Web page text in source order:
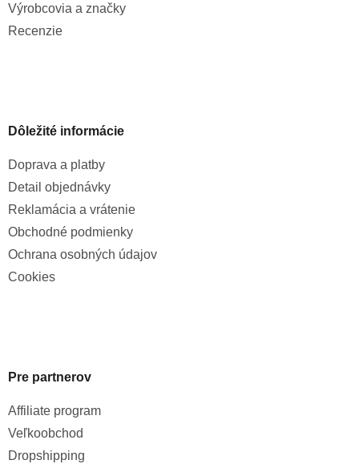
Výrobcovia a značky
Recenzie
Dôležité informácie
Doprava a platby
Detail objednávky
Reklamácia a vrátenie
Obchodné podmienky
Ochrana osobných údajov
Cookies
Pre partnerov
Affiliate program
Veľkoobchod
Dropshipping